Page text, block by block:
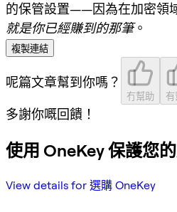
的保管設置——因為在加密領
就是你已經賺到的那筆。
複製連結
呢篇文章幫到你嗎？
冇幫助
多謝你嘅回饋！
使用 OneKey 保護您
View details for 選購 OneKey